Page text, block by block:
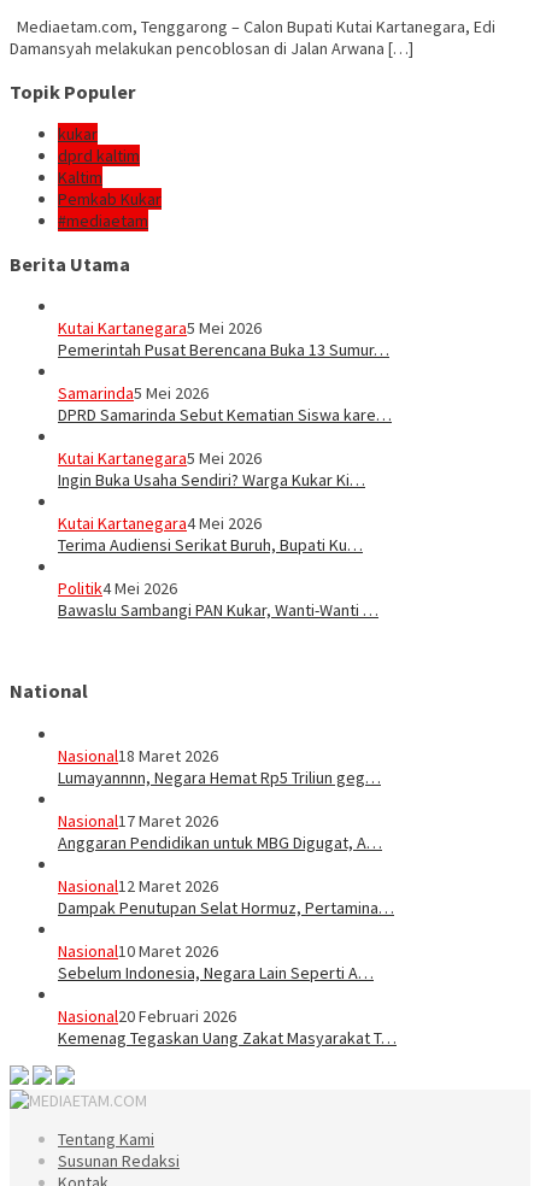
Mediaetam.com, Tenggarong – Calon Bupati Kutai Kartanegara, Edi
Damansyah melakukan pencoblosan di Jalan Arwana […]
Topik Populer
kukar
dprd kaltim
Kaltim
Pemkab Kukar
#mediaetam
Berita Utama
Kutai Kartanegara5 Mei 2026
Pemerintah Pusat Berencana Buka 13 Sumur…
Samarinda5 Mei 2026
DPRD Samarinda Sebut Kematian Siswa kare…
Kutai Kartanegara5 Mei 2026
Ingin Buka Usaha Sendiri? Warga Kukar Ki…
Kutai Kartanegara4 Mei 2026
Terima Audiensi Serikat Buruh, Bupati Ku…
Politik4 Mei 2026
Bawaslu Sambangi PAN Kukar, Wanti-Wanti …
National
Nasional18 Maret 2026
Lumayannnn, Negara Hemat Rp5 Triliun geg…
Nasional17 Maret 2026
Anggaran Pendidikan untuk MBG Digugat, A…
Nasional12 Maret 2026
Dampak Penutupan Selat Hormuz, Pertamina…
Nasional10 Maret 2026
Sebelum Indonesia, Negara Lain Seperti A…
Nasional20 Februari 2026
Kemenag Tegaskan Uang Zakat Masyarakat T…
Tentang Kami
Susunan Redaksi